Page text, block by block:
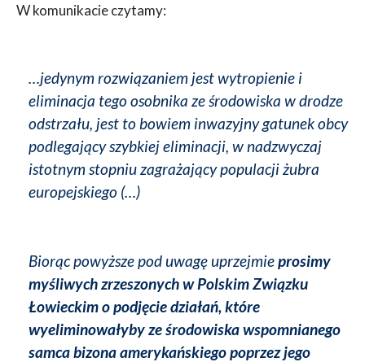
W komunikacie czytamy:
…jedynym rozwiązaniem jest wytropienie i
eliminacja tego osobnika ze środowiska w drodze
odstrzału, jest to bowiem inwazyjny gatunek obcy
podlegający szybkiej eliminacji, w nadzwyczaj
istotnym stopniu zagrażający populacji żubra
europejskiego (…)
Biorąc powyższe pod uwagę uprzejmieprosimy
myśliwych zrzeszonych w Polskim Związku
Łowieckim o podjęcie działań, które
wyeliminowałyby ze środowiska wspomnianego
samca bizona amerykańskiego poprzez jego